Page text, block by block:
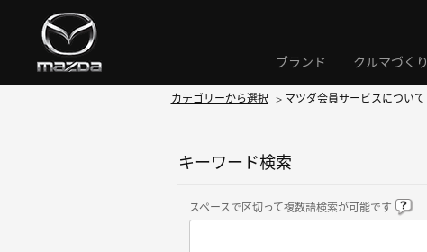
ブランド クルマづくり
カテゴリーから選択 > マツダ会員サービスについて
キーワード検索
スペースで区切って複数語検索が可能です